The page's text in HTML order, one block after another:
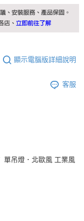
顯示電腦版詳細說明
客服
單吊燈．北歐風 工業風